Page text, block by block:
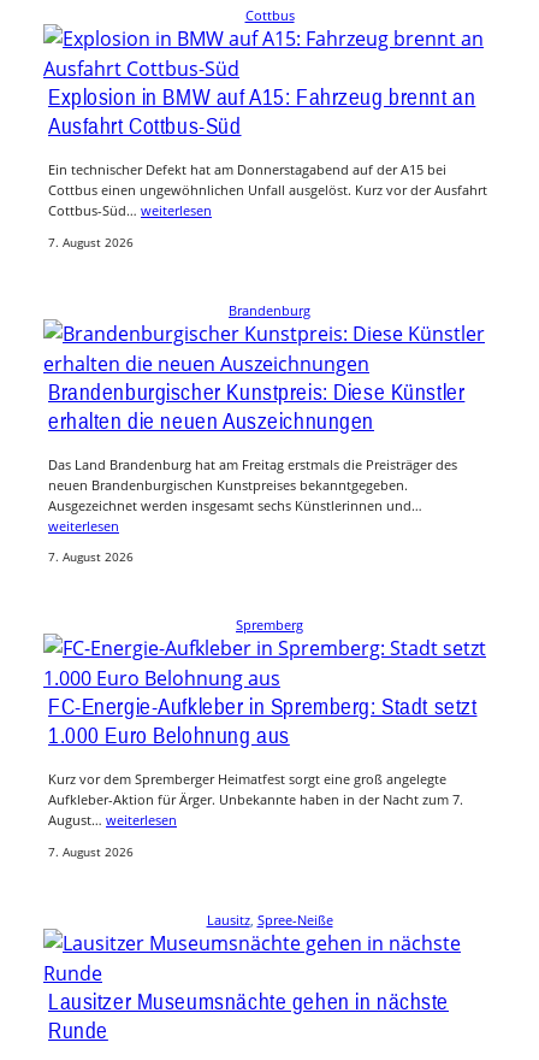
Cottbus
Explosion in BMW auf A15: Fahrzeug brennt an
Ausfahrt Cottbus-Süd
Ein technischer Defekt hat am Donnerstagabend auf der A15 bei
Cottbus einen ungewöhnlichen Unfall ausgelöst. Kurz vor der Ausfahrt
Cottbus-Süd… weiterlesen
7. August 2026
Brandenburg
Brandenburgischer Kunstpreis: Diese Künstler
erhalten die neuen Auszeichnungen
Das Land Brandenburg hat am Freitag erstmals die Preisträger des
neuen Brandenburgischen Kunstpreises bekanntgegeben.
Ausgezeichnet werden insgesamt sechs Künstlerinnen und…
weiterlesen
7. August 2026
Spremberg
FC-Energie-Aufkleber in Spremberg: Stadt setzt
1.000 Euro Belohnung aus
Kurz vor dem Spremberger Heimatfest sorgt eine groß angelegte
Aufkleber-Aktion für Ärger. Unbekannte haben in der Nacht zum 7.
August… weiterlesen
7. August 2026
Lausitz, Spree-Neiße
Lausitzer Museumsnächte gehen in nächste
Runde